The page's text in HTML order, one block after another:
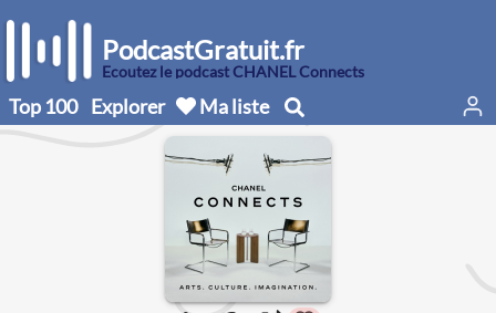
PodcastGratuit.fr
Écoutez le podcast CHANEL Connects
Top 100 Explorer Ma liste